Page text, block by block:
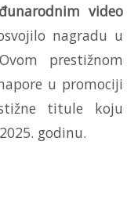
video
nagradu u
prestižnom
u promociji
titule koju
godinu.